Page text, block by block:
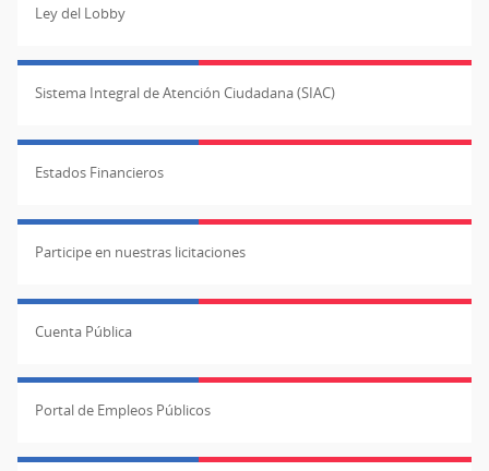
Ley del Lobby
Sistema Integral de Atención Ciudadana (SIAC)
Estados Financieros
Participe en nuestras licitaciones
Cuenta Pública
Portal de Empleos Públicos